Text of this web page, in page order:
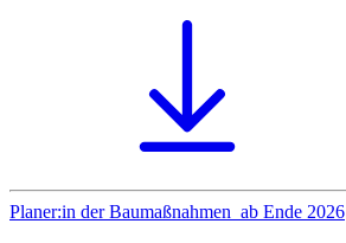
Planer:in der Baumaßnahmen_ab Ende 2026